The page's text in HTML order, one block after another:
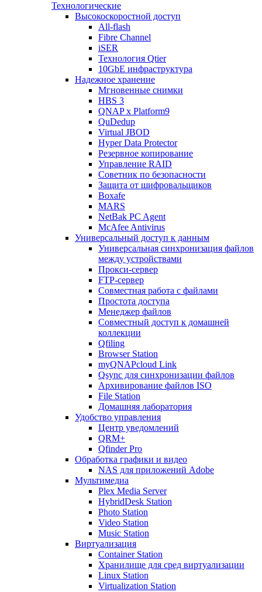
Технологические
Высокоскоростной доступ
All-flash
Fibre Channel
iSER
Технология Qtier
10GbE инфраструктура
Надежное хранение
Мгновенные снимки
HBS 3
QNAP x Platform9
QuDedup
Virtual JBOD
Hyper Data Protector
Резервное копирование
Управление RAID
Советник по безопасности
Защита от шифровальщиков
Boxafe
MARS
NetBak PC Agent
McAfee Antivirus
Универсальный доступ к данным
Универсальная синхронизация файлов
между устройствами
Прокси-сервер
FTP-сервер
Совместная работа с файлами
Простота доступа
Менеджер файлов
Совместный доступ к домашней
коллекции
Qfiling
Browser Station
myQNAPcloud Link
Qsync для синхронизации файлов
Архивирование файлов ISO
File Station
Домашняя лаборатория
Удобство управления
Центр уведомлений
QRM+
Qfinder Pro
Обработка графики и видео
NAS для приложений Adobe
Мультимедиа
Plex Media Server
HybridDesk Station
Photo Station
Video Station
Music Station
Виртуализация
Container Station
Хранилище для сред виртуализации
Linux Station
Virtualization Station